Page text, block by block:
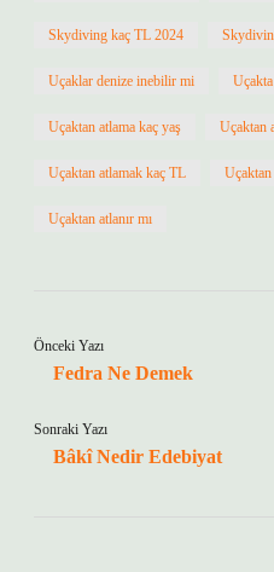
Skydiving kaç TL 2024
Uçaklar denize inebilir mi
Uçaktan atlama kaç yaş Uçaktan
Uçaktan atlamak kaç TL Uçaktan
Uçaktan atlanır mı
Önceki Yazı
Fedra Ne Demek
Sonraki Yazı
Bâkî Nedir Edebiyat